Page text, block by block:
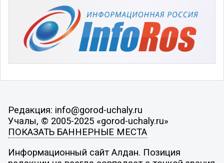
Редакция: info@gorod-uchaly.ru
Учалы, © 2005-2025 «gorod-uchaly.ru»
ПОКАЗАТЬ БАННЕРНЫЕ МЕСТА
Информационный сайт Алдан. Позиция